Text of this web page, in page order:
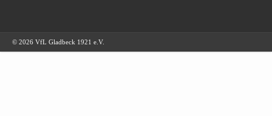
© 2026 VfL Gladbeck 1921 e.V.